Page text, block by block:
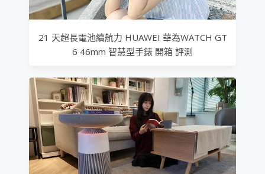
21 天超長電池續航力 HUAWEI 華為WATCH GT
6 46mm 智慧型手錶 開箱 評測